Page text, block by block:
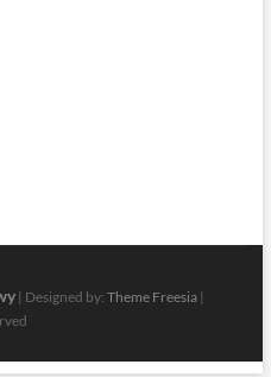
| Designed by: Theme Freesia|